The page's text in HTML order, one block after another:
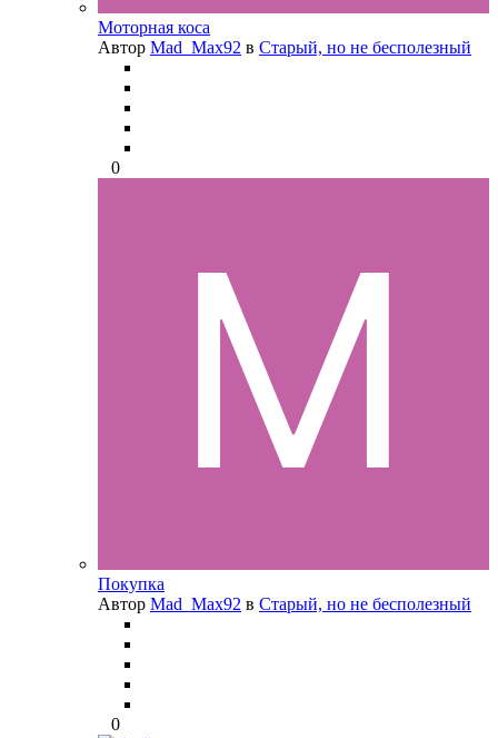
Моторная коса
Автор Mad_Max92 в Старый, но не бесполезный
0
Покупка
Автор Mad_Max92 в Старый, но не бесполезный
0